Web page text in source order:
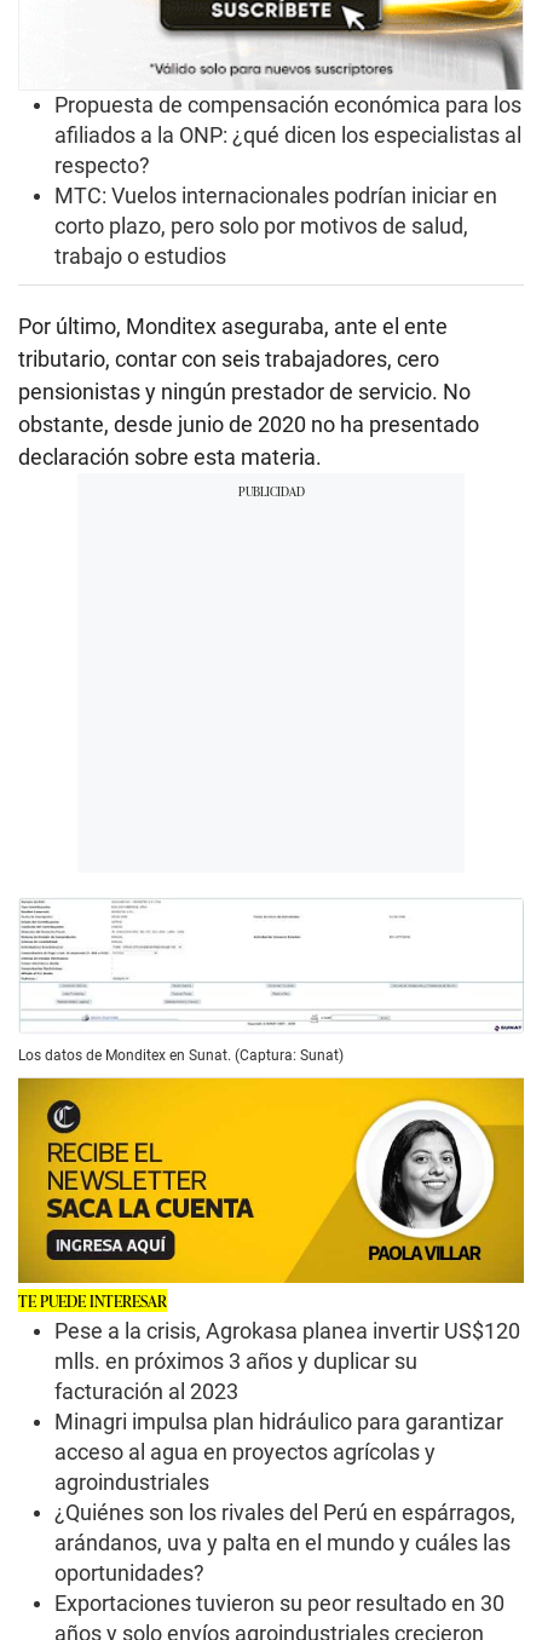
Propuesta de compensación económica para los
afiliados a la ONP: ¿qué dicen los especialistas al
respecto?
MTC: Vuelos internacionales podrían iniciar en
corto plazo, pero solo por motivos de salud,
trabajo o estudios
Por último, Monditex aseguraba, ante el ente
tributario, contar con seis trabajadores, cero
pensionistas y ningún prestador de servicio. No
obstante, desde junio de 2020 no ha presentado
declaración sobre esta materia.
Los datos de Monditex en Sunat. (Captura: Sunat)
TE PUEDE INTERESAR
Pese a la crisis, Agrokasa planea invertir US$120
mlls. en próximos 3 años y duplicar su
facturación al 2023
Minagri impulsa plan hidráulico para garantizar
acceso al agua en proyectos agrícolas y
agroindustriales
¿Quiénes son los rivales del Perú en espárragos,
arándanos, uva y palta en el mundo y cuáles las
oportunidades?
Exportaciones tuvieron su peor resultado en 30
años y solo envíos agroindustriales crecieron